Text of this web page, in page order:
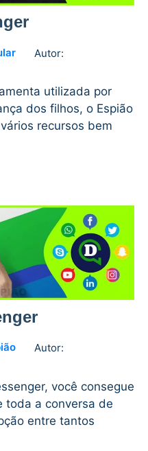
Autor:
utilizada por
dos filhos, o Espião
recursos bem
Autor:
você consegue
toda a conversa de
entre tantos